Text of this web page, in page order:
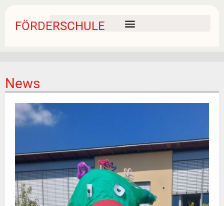
FÖRDERSCHULE
News